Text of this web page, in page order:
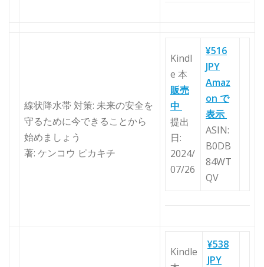
線状降水帯 対策: 未来の安全を
守るために今できることから
始めましょう
著: ケンコウ ピカキチ
Kindl
e 本
販売
中
提出
日:
2024/
07/26
¥516
JPY
Amaz
on で
表示
ASIN:
B0DB
84WT
QV
Kindle
¥538
JPY